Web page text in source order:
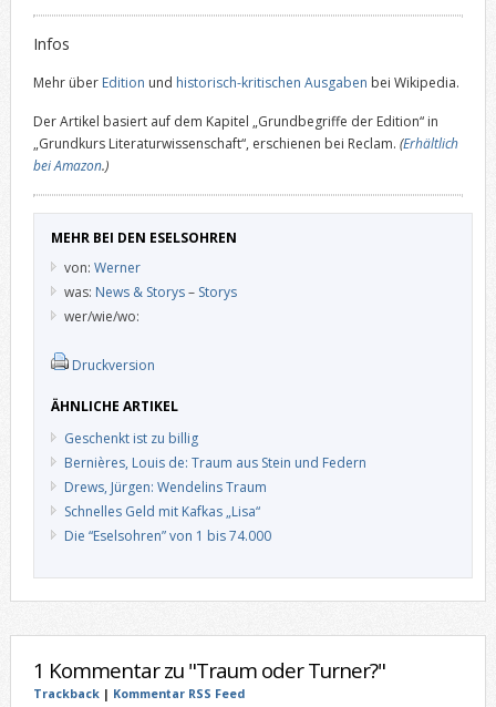
Infos
Mehr über Edition und historisch-kritischen Ausgaben bei Wikipedia.
Der Artikel basiert auf dem Kapitel „Grundbegriffe der Edition“ in
„Grundkurs Literaturwissenschaft“, erschienen bei Reclam. (Erhältlich
bei Amazon.)
MEHR BEI DEN ESELSOHREN
von: Werner
was: News & Storys– Storys
wer/wie/wo:
Druckversion
ÄHNLICHE ARTIKEL
Geschenkt ist zu billig
Bernières, Louis de: Traum aus Stein und Federn
Drews, Jürgen: Wendelins Traum
Schnelles Geld mit Kafkas „Lisa“
Die “Eselsohren” von 1 bis 74.000
1 Kommentar zu "Traum oder Turner?"
Trackback| Kommentar RSS Feed